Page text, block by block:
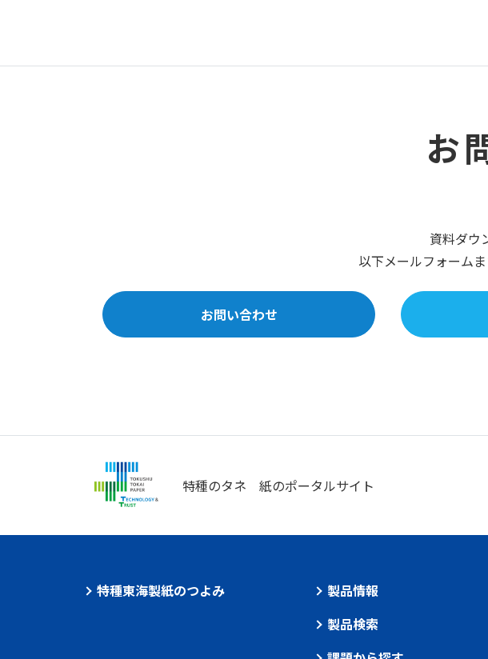
お
資料ダウ
以下メールフォーム
お問い合わせ
特種のタネ 紙のポータルサイト
特種東海製紙のつよみ
製品情報
製品検索